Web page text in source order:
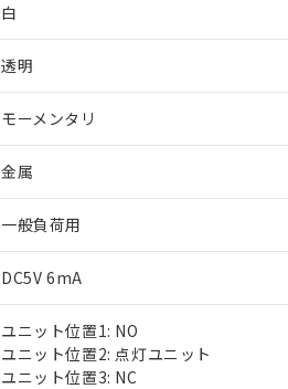
白
透明
モーメンタリ
金属
一般負荷用
DC5V 6mA
ユニット位置1: NO
ユニット位置2: 点灯ユニット
ユニット位置3: NC